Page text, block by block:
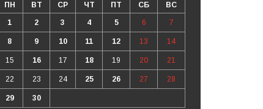
ПН ВТ СР ЧТ ПТ СБ ВС
1 2 3 4 5 6 7
8 9 10 11 12 13 14
15 16 17 18 19 20 21
22 23 24 25 26 27 28
29 30